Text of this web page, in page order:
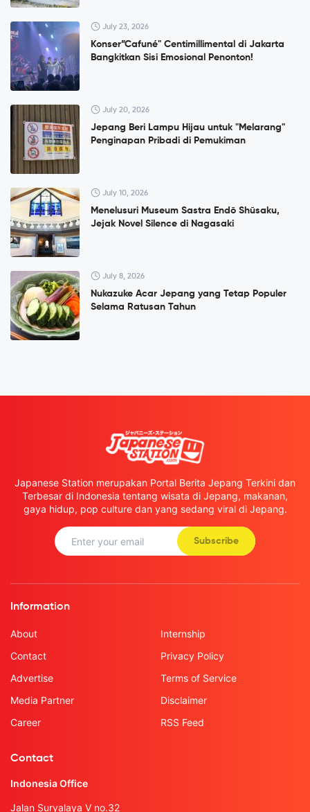
July 23, 2026
Konser”Cafuné" Centimillimental di Jakarta
Bangkitkan Sisi Emosional Penonton!
July 20, 2026
Jepang Beri Lampu Hijau untuk "Melarang"
Penginapan Pribadi di Pemukiman
July 10, 2026
Menelusuri Museum Sastra Endō Shūsaku,
Jejak Novel Silence di Nagasaki
July 8, 2026
Nukazuke Acar Jepang yang Tetap Populer
Selama Ratusan Tahun
Japanese Station merupakan Portal Berita Jepang Terkini dan
Terbesar di Indonesia tentang wisata di Jepang, makanan,
gaya hidup, pop culture dan yang sedang viral di Jepang.
Subscribe
Information
About
Contact
Advertise
Media Partner
Career
Internship
Privacy Policy
Terms of Service
Disclaimer
RSS Feed
Contact
Indonesia Office
Jalan Suryalaya V no.32